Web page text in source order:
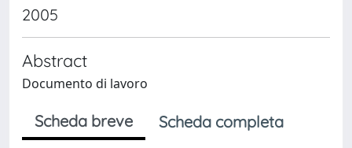
2005
Abstract
Documento di lavoro
Scheda breve
Scheda completa